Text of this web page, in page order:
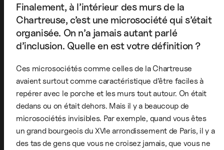
Finalement, à l’intérieur des murs de la
Chartreuse, c’est une microsociété qui s’était
organisée. On n’a jamais autant parlé
d’inclusion. Quelle en est votre définition ?
Ces microsociétés comme celles de la Chartreuse
avaient surtout comme caractéristique d’être faciles à
repérer avec le porche et les murs tout autour. On était
dedans ou on était dehors. Mais il y a beaucoup de
microsociétés invisibles. Par exemple, quand vous êtes
un grand bourgeois du XVIe arrondissement de Paris, il y a
des tas de gens que vous ne croisez jamais, que vous ne